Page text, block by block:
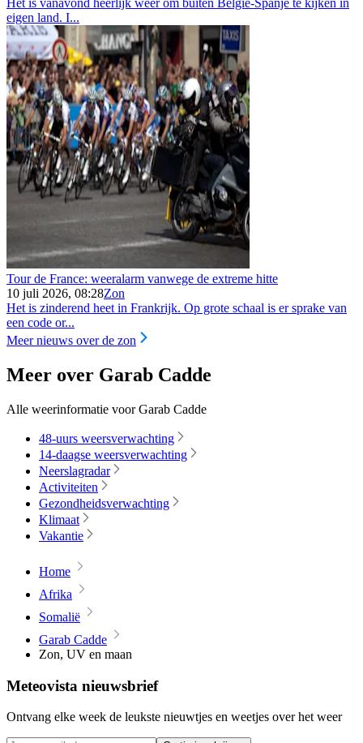
Het is vanavond heerlijk weer om buiten België-Spanje te kijken in
eigen land. I...
Tour de France: weeralarm vanwege de extreme hitte
10 juli 2026, 08:28Zon
Het is zinderend heet in Frankrijk. Op grote schaal is er sprake van
een code or...
Meer nieuws over de zon
Meer over Garab Cadde
Alle weerinformatie voor Garab Cadde
48-uurs weersverwachting
14-daagse weersverwachting
Neerslagradar
Activiteiten
Gezondheidsverwachting
Klimaat
Vakantie
Home
Afrika
Somalië
Garab Cadde
Zon, UV en maan
Meteovista nieuwsbrief
Ontvang elke week de leukste nieuwtjes en weetjes over het weer